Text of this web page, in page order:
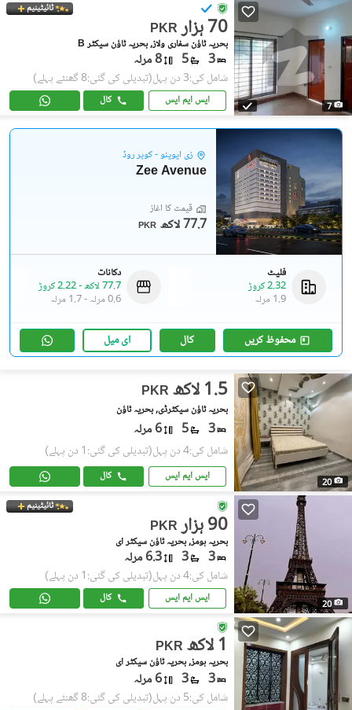
7
ٹائیٹینیم
PKR 70 ہزار
بحریہ ٹاؤن سفاری ولاز, بحریہ ٹاؤن سیکٹر B
3
5 8 مرلہ
شامل کی:3 دن پہل (تبدیلی کی گئی:8 گھنٹے پہلے)
ایس ایم ایس کال
زی ایوینو - کوپر روڈ
Zee Avenue
قیمت کا آغاز
PKR 77.7 لاکھ
فلیٹ
2.32 کروڑ
1.9 مرلہ
دکانات
77.7 لاکھ
-2.22 کروڑ
0.6 مرلہ
-1.7 مرلہ
محفوظ کریں کال ای میل
20
PKR 1.5 لاکھ
بحریہ ٹاؤن سیکٹرڈی, بحریہ ٹاؤن
3
5 6 مرلہ
شامل کی:4 دن پہل (تبدیلی کی گئی:1 دن پہلے)
ایس ایم ایس کال
20
ٹائیٹینیم
PKR 90 ہزار
بحریہ ہومز, بحریہ ٹاؤن سیکٹر ای
3
3 6.3 مرلہ
شامل کی:4 دن پہل (تبدیلی کی گئی:1 دن پہلے)
ایس ایم ایس کال
PKR 1 لاکھ
بحریہ ہومز, بحریہ ٹاؤن سیکٹر ای
3
3 6 مرلہ
شامل کی:5 دن پہل (تبدیلی کی گئی:8 گھنٹے پہلے)